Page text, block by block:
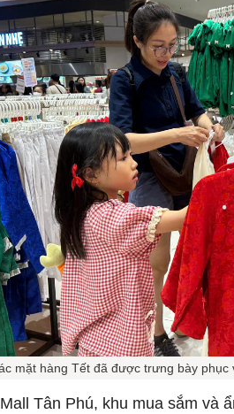
mặt hàng Tết đã được trưng bày
Tân Phú, khu mua sắm và